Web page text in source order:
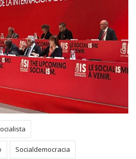
Socialdemocracia